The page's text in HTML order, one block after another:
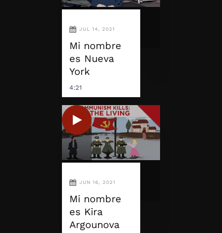
JUL 14, 2021
Mi nombre
es Nueva
York
4:21
JUN 16, 2021
Mi nombre
es Kira
Argounova